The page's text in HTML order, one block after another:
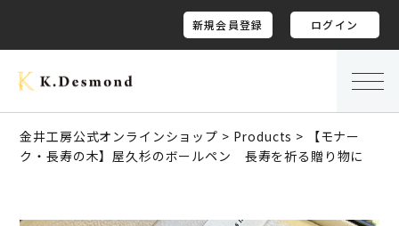
新規会員登録 ログイン
金井工房公式オンラインショップ > Products >
【モナー
ク・長寿の木】屋久杉のボールペン 長寿を祈る贈り物に